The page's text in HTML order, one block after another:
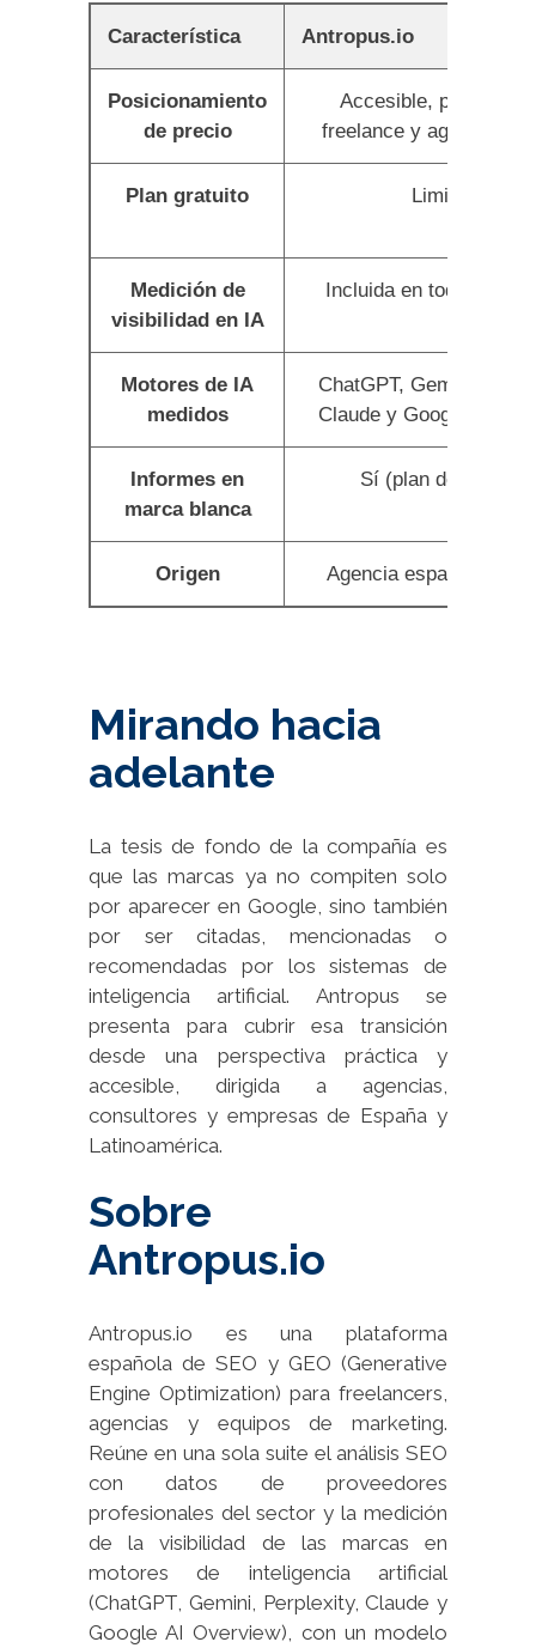
Característica Antropus.io
Posicionamiento
de precio
Accesible, pensado
freelance y agencia
Plan gratuito Limitado
Medición de
visibilidad en IA
Incluida en todos los
Motores de IA
medidos
ChatGPT, Gemini,
Claude y Google AI
Informes en
marca blanca
Sí (plan de
Origen Agencia española
Mirando hacia
adelante
La tesis de fondo de la compañía es
que las marcas ya no compiten solo
por aparecer en Google, sino también
por ser citadas, mencionadas o
recomendadas por los sistemas de
inteligencia artificial. Antropus se
presenta para cubrir esa transición
desde una perspectiva práctica y
accesible, dirigida a agencias,
consultores y empresas de España y
Latinoamérica.
Sobre
Antropus.io
Antropus.io es una plataforma
española de SEO y GEO (Generative
Engine Optimization) para freelancers,
agencias y equipos de marketing.
Reúne en una sola suite el análisis SEO
con datos de proveedores
profesionales del sector y la medición
de la visibilidad de las marcas en
motores de inteligencia artificial
(ChatGPT, Gemini, Perplexity, Claude y
Google AI Overview), con un modelo